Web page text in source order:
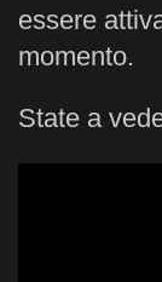
essere
momento.
State a